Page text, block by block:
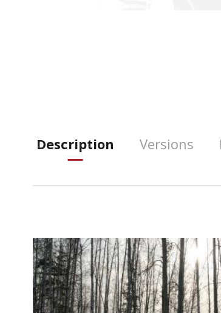
Description Versions